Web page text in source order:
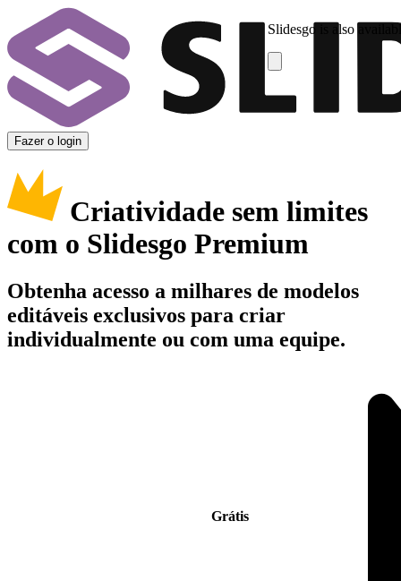
Slidesgo is also
Fazer o login
Criatividade sem limites
com o Slidesgo Premium
Obtenha acesso a milhares de modelos
editáveis exclusivos para criar
individualmente ou com uma equipe.
Grátis